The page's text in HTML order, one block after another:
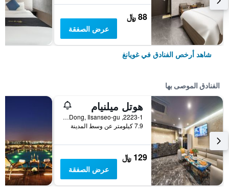
88 ﷼
عرض الصفقة
شاهد أرخص الفنادق في غويانغ
الفنادق الموصى بها
هوتل ميلنيام
2223-1, Daehwa-Dong, Ilsanseo-gu, غويانغ, كوريا الجنوبية
7.9 كيلومتر عن وسط المدينة
129 ﷼
عرض الصفقة